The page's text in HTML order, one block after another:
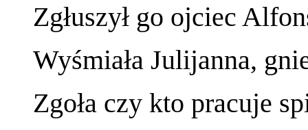
Zgłuszył go ojciec
Wyśmiała Julijanna,
Zgoła czy kto pracuje